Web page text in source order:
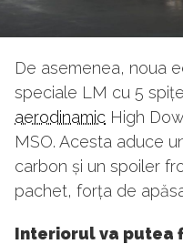
De asemenea, noua
speciale LM cu 5
aerodinamic High
MSO. Acesta aduce
carbon și un spoiler
pachet, forța de
Interiorul va putea